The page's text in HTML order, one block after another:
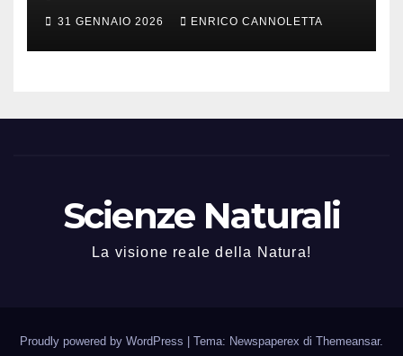
31 GENNAIO 2026 ENRICO CANNOLETTA
Scienze Naturali
La visione reale della Natura!
Proudly powered by WordPress Tema: Newspaperex di Themeansar.